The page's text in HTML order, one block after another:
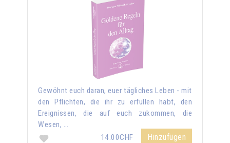
Gewöhnt euch daran, euer tägliches Leben - mit
den Pflichten, die ihr zu erfüllen habt, den
Ereignissen, die auf euch zukommen, die
Wesen, …
14.00CHF
Hinzufügen